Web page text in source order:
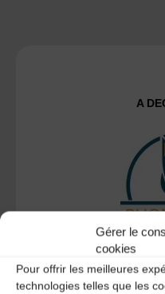
Gérer le
cookies
Pour offrir les meilleures
technologies telles que les
A
Le